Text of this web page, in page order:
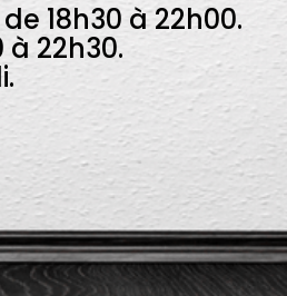
18h30 à 22h00.
22h30.